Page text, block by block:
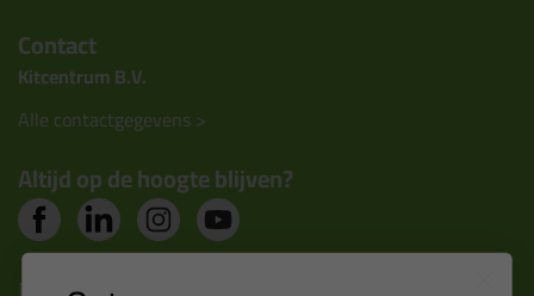
Contact
Kitcentrum B.V.
Alle contactgegevens >
Altijd op de hoogte blijven?